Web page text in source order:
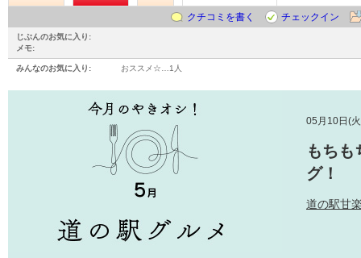
クチコミを書く
チェックイン
じぶんのお気に入り:
メモ:
みんなのお気に入り: おススメ☆… 1人
05月10日(
もちも
グ！
道の駅甘